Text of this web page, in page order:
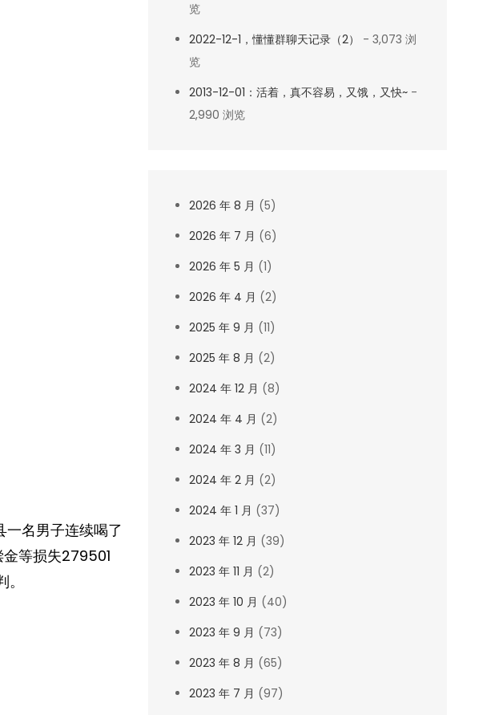
一名男子连续喝了
等损失279501
览
2022-12-1，懂懂群聊天记录（2）
- 3,073 浏
览
2013-12-01：活着，真不容易，又饿，又快~-
2,990 浏览
2026 年 8 月 (5)
2026 年 7 月 (6)
2026 年 5 月 (1)
2026 年 4 月 (2)
2025 年 9 月 (11)
2025 年 8 月 (2)
2024 年 12 月 (8)
2024 年 4 月 (2)
2024 年 3 月 (11)
2024 年 2 月 (2)
2024 年 1 月 (37)
2023 年 12 月 (39)
2023 年 11 月 (2)
2023 年 10 月 (40)
2023 年 9 月 (73)
2023 年 8 月 (65)
2023 年 7 月 (97)